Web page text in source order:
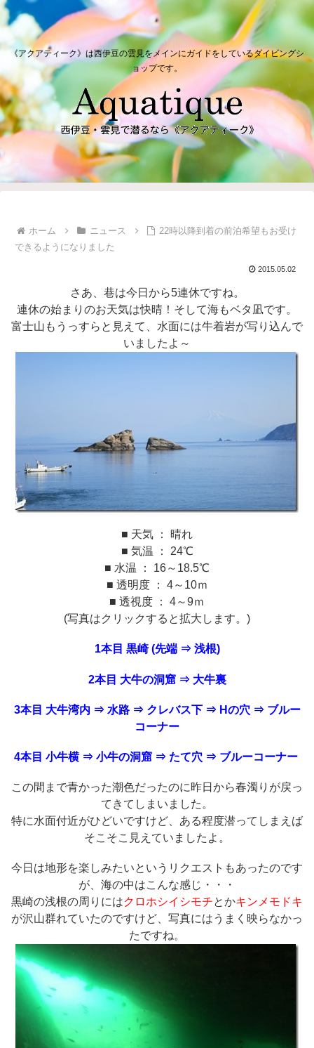
《アクアティーク》は西伊豆の雲見をメインにガイドをしているダイビングシ
ョップです。
ホーム ニュース
22時以降到着の前泊希望もお受け
できるようになりました
2015.05.02
さあ、巷は今日から5連休ですね。
連休の始まりのお天気は快晴！そして海もベタ凪です。
富士山もうっすらと見えて、水面には牛着岩が写り込んで
いましたよ～
■ 天気 ： 晴れ
■ 気温 ： 24℃
■ 水温 ： 16～18.5℃
■ 透明度 ： 4～10ｍ
■ 透視度 ： 4～9ｍ
(写真はクリックすると拡大します。)
1本目 黒崎 (先端 ⇒ 浅根)
2本目 大牛の洞窟 ⇒ 大牛裏
3本目 大牛湾内 ⇒ 水路 ⇒ クレバス下 ⇒ Hの穴 ⇒ ブルー
コーナー
4本目 小牛横 ⇒ 小牛の洞窟 ⇒ たて穴 ⇒ ブルーコーナー
この間まで青かった潮色だったのに昨日から春濁りが戻っ
てきてしまいました。
特に水面付近がひどいですけど、ある程度潜ってしまえば
そこそこ見えていましたよ。
今日は地形を楽しみたいというリクエストもあったのです
が、海の中はこんな感じ・・・
黒崎の浅根の周りにはクロホシイシモチとかキンメモドキ
が沢山群れていたのですけど、写真にはうまく映らなかっ
たですね。